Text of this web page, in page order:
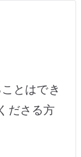
とはでき
ださる方